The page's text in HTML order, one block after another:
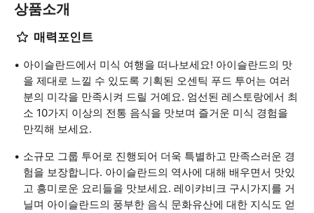
상품소개
매력포인트
아이슬란드에서 미식 여행을 떠나보세요! 아이슬란드의 맛
을 제대로 느낄 수 있도록 기획된 오센틱 푸드 투어는 여러
분의 미각을 만족시켜 드릴 거예요. 엄선된 레스토랑에서 최
소 10가지 이상의 전통 음식을 맛보며 즐거운 미식 경험을
만끽해 보세요.
소규모 그룹 투어로 진행되어 더욱 특별하고 만족스러운 경
험을 보장합니다. 아이슬란드의 역사에 대해 배우면서 맛있
고 흥미로운 요리들을 맛보세요. 레이캬비크 구시가지를 거
닐며 아이슬란드의 풍부한 음식 문화유산에 대한 지식도 얻